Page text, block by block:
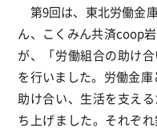
第9回は、東北労働金
ん、こくみん共済coop
が、「労働組合の助け
を行いました。労働金
助け合い、生活を支え
ち上げました。それぞ